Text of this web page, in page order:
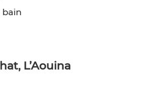
bain
L’Aouina